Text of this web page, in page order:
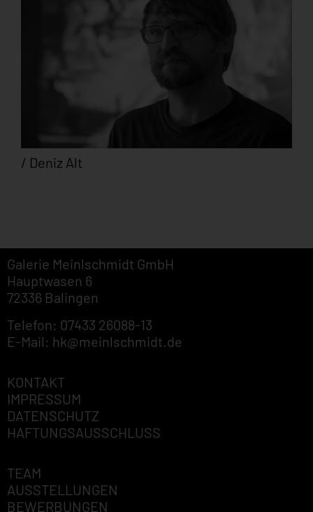
/ Deniz Alt
Galerie Meinlschmidt GmbH
Hauptwasen 6
72336 Balingen
Telefon: 07433 26088-13
E-Mail: hk@meinlschmidt.de
KONTAKT
IMPRESSUM
DATENSCHUTZ
HAFTUNGSAUSSCHLUSS
TEAM
AUSSTELLUNGEN
BEWERBUNGEN